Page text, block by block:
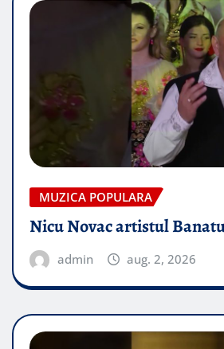
MUZICA POPULARA
Nicu Novac artistul
admin aug. 2, 2026